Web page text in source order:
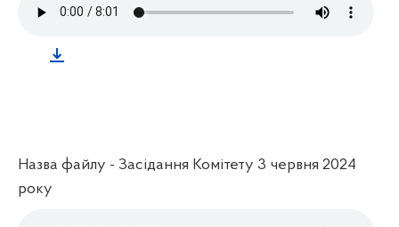
Назва файлу - Засідання Комітету 3 червня 2024
року